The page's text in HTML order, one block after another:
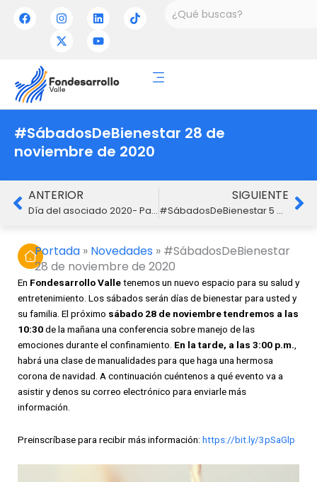
F
a
o
k
I
n
s
t
r
a
L
i
n
k
i
n
T
i
X
-
t
w
t
e
Y
o
u
t
e
Buscar
#SábadosDeBienestar 28 de
noviembre de 2020
AntANTERIOR
Día del asociado 2020- Participe en el Gran bingo virtual
SIGUIENTE
#SábadosDeBienestar 5 de diciembre de 2020
Portada» Novedades » #SábadosDeBienestar
28 de noviembre de 2020
En Fondesarrollo Valletenemos un nuevo espacio para su salud y
entretenimiento. Los sábados serán días de bienestar para usted y
su familia. El próximo sábado 28 de noviembre tendremos a las
10:30de la mañana una conferencia sobre manejo de las
emociones durante el confinamiento. En la tarde, a las 3:00 p.m.
habrá una clase de manualidades para que haga una hermosa
corona de navidad. A continuación cuéntenos a qué evento va a
asistir y denos su correo electrónico para enviarle más
información.
Preinscríbase para recibir más información: https://bit.ly/3pSaGlp